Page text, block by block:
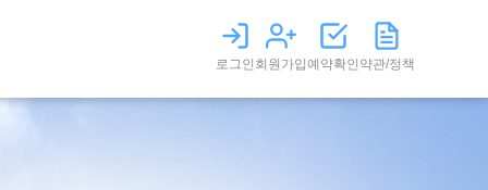
로그인 회원가입예약확인 약관/정책